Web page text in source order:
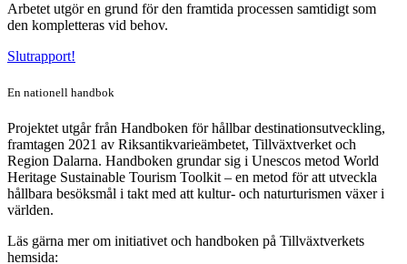
Arbetet utgör en grund för den framtida processen samtidigt som
den kompletteras vid behov.
Slutrapport!
En nationell handbok
Projektet utgår från Handboken för hållbar destinationsutveckling,
framtagen 2021 av Riksantikvarieämbetet, Tillväxtverket och
Region Dalarna. Handboken grundar sig i Unescos metod World
Heritage Sustainable Tourism Toolkit – en metod för att utveckla
hållbara besöksmål i takt med att kultur- och naturturismen växer i
världen.
Läs gärna mer om initiativet och handboken på Tillväxtverkets
hemsida: